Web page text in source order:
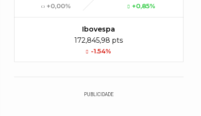
+0,00% +0,85%
Ibovespa
172,845,98 pts
-1.54%
PUBLICIDADE